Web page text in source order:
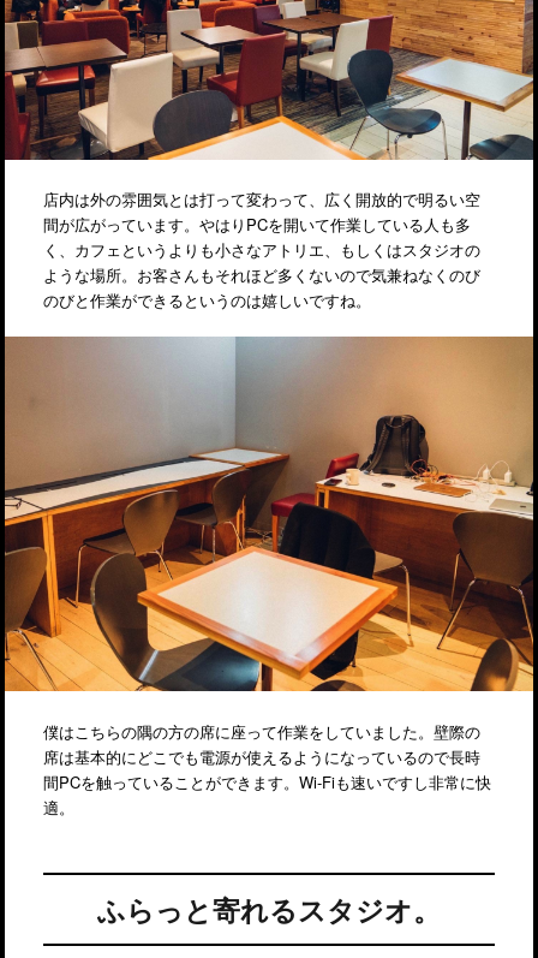
店内は外の雰囲気とは打って変わって、広く開放的で明るい空
間が広がっています。やはりPCを開いて作業している人も多
く、カフェというよりも小さなアトリエ、もしくはスタジオの
ような場所。お客さんもそれほど多くないので気兼ねなくのび
のびと作業ができるというのは嬉しいですね。
僕はこちらの隅の方の席に座って作業をしていました。壁際の
席は基本的にどこでも電源が使えるようになっているので長時
間PCを触っていることができます。Wi-Fiも速いですし非常に快
適。
ふらっと寄れるスタジオ。